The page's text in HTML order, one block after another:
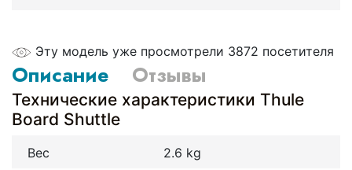
Эту модель уже просмотрели 3872 посетителя
Описание Отзывы
Технические характеристики Thule
Board Shuttle
Вес
2.6 kg